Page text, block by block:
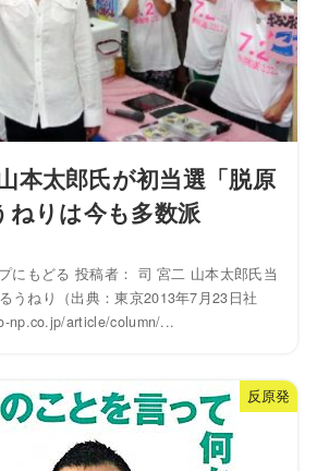
本太郎氏が初当選「脱原
ねりは今も多数派
にもどる 投稿者： 司 宮二 山本太郎氏当
ねり（出典：東京2013年7月23日社
np.co.jp/article/column/...
反原発